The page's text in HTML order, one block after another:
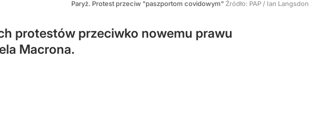
Paryż. Protest przeciw "paszportom covidowym" Źródło: PAP / Ian Langsdon
protestów przeciwko nowemu prawu
Macrona.